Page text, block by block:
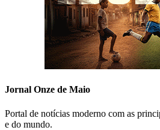
Jornal Onze de Maio
Portal de notícias moderno com as
e do mundo.